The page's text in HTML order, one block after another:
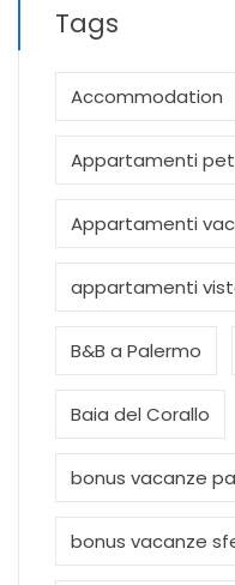
Tags
Accommodation
Appartamenti
Appartamenti
appartamenti
B&B a Palermo
Baia del Corallo
bonus vacanze
bonus vacanze